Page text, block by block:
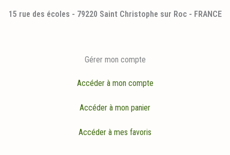
15 rue des écoles - 79220 Saint Christophe sur Roc - FRANCE
Gérer mon compte
Accéder à mon compte
Accéder à mon panier
Accéder à mes favoris